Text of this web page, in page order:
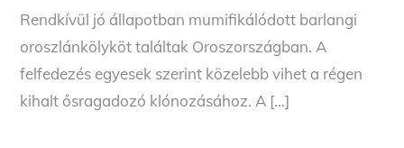
Rendkívül jó állapotban mumifikálódott barlangi
oroszlánkölyköt találtak Oroszországban. A
felfedezés egyesek szerint közelebb vihet a régen
kihalt ősragadozó klónozásához. A […]